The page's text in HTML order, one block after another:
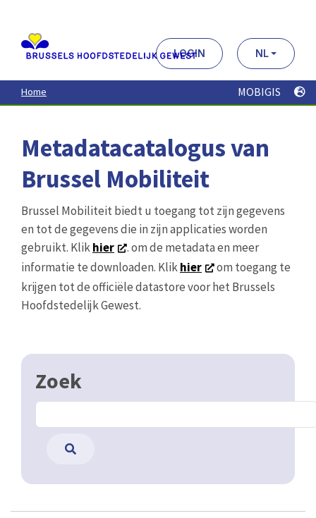
contenu
principal
LOGIN NL
Home MOBIGIS
Metadatacatalogus van
Brussel Mobiliteit
Brussel Mobiliteit biedt u toegang tot zijn gegevens
en tot de gegevens die in zijn applicaties worden
gebruikt. Klikhier
. om de metadata en meer
informatie te downloaden. Klikhier
om toegang te
krijgen tot de officiële datastore voor het Brussels
Hoofdstedelijk Gewest.
Zoek